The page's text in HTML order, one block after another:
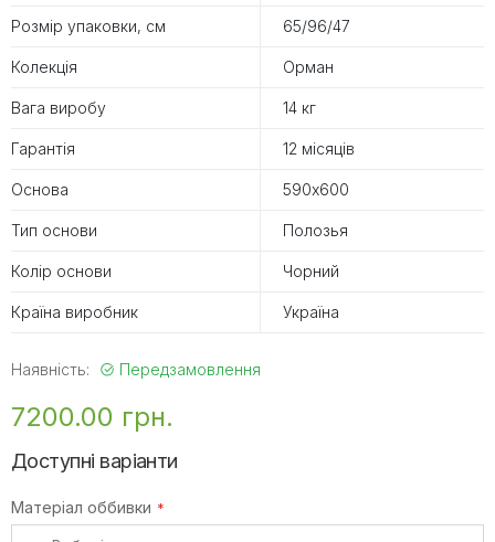
Розмір упаковки, см 65/96/47
Колекція Орман
Вага виробу 14 кг
Гарантія 12 місяців
Основа 590х600
Тип основи Полозья
Колір основи Чорний
Країна виробник Україна
Наявність: Передзамовлення
7200.00 грн.
Доступні варіанти
Матеріал оббивки